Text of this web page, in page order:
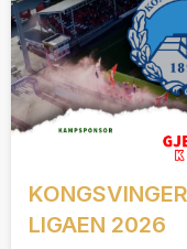
LIGAEN 2026